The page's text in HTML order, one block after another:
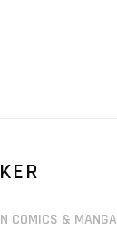
COMICS & MANGA